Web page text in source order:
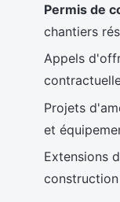
Permis de
chantiers
Appels
Projets
et
Extensions